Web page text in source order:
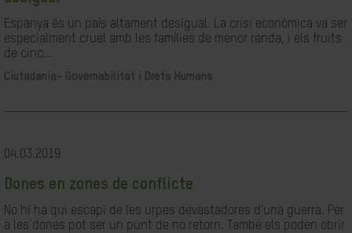
Espanya és un país altament desigual. La crisi econòmica va ser
especialment cruel amb les famílies de menor renda, i els fruits
de cinc...
Ciutadania- Governabilitat i Drets Humans
04.03.2019
Dones en zones de conflicte
No hi ha qui escapi de les urpes devastadores d'una guerra. Per
a les dones pot ser un punt de no retorn. També els poden obrir